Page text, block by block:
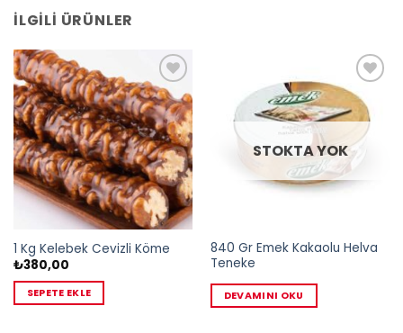
İLGILI ÜRÜNLER
Add to
wishlist
1 Kg Kelebek Cevizli Köme
₺380,00
SEPETE EKLE
Add to
wishlist
STOKTA YOK
840 Gr Emek Kakaolu Helva
Teneke
DEVAMINI OKU